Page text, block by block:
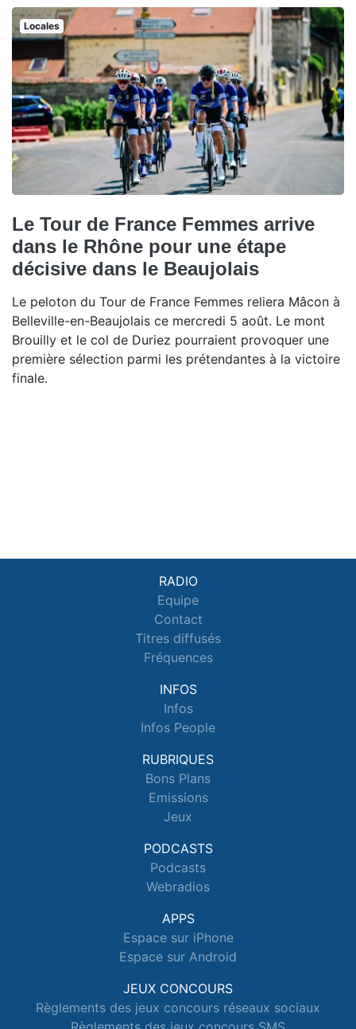
Locales
Le Tour de France Femmes arrive
dans le Rhône pour une étape
décisive dans le Beaujolais
Le peloton du Tour de France Femmes reliera Mâcon à
Belleville-en-Beaujolais ce mercredi 5 août. Le mont
Brouilly et le col de Duriez pourraient provoquer une
première sélection parmi les prétendantes à la victoire
finale.
RADIO
Equipe
Contact
Titres diffusés
Fréquences
INFOS
Infos
Infos People
RUBRIQUES
Bons Plans
Emissions
Jeux
PODCASTS
Podcasts
Webradios
APPS
Espace sur iPhone
Espace sur Android
JEUX CONCOURS
Règlements des jeux concours réseaux sociaux